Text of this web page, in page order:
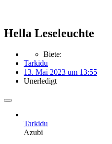
Hella Leseleuchte
Biete:
Tarkidu
13. Mai 2023 um 13:55
Unerledigt
Tarkidu
Azubi